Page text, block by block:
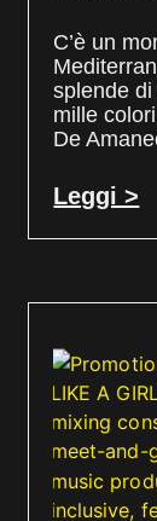
C’è un
splende
mille
De
Leggi >